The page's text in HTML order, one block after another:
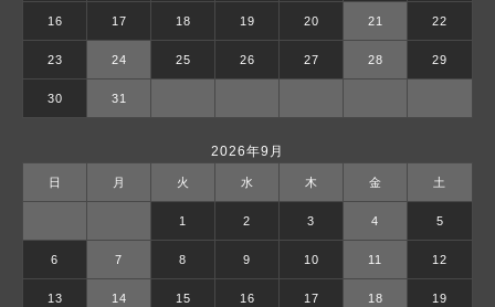
16 17 18 19 20 21 22
23 24 25 26 27 28 29
30 31
2026年9月
日 月 火 水 木 金 土
1 2 3 4 5
6 7 8 9 10 11 12
13 14 15 16 17 18 19